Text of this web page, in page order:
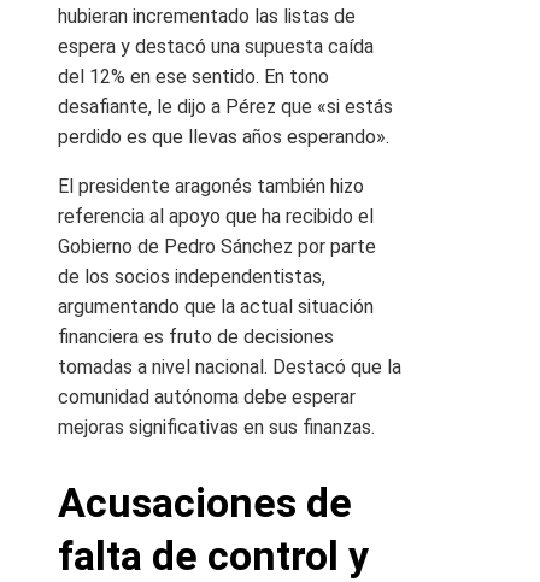
hubieran incrementado las listas de
espera y destacó una supuesta caída
del 12% en ese sentido. En tono
desafiante, le dijo a Pérez que «si estás
perdido es que llevas años esperando».
El presidente aragonés también hizo
referencia al apoyo que ha recibido el
Gobierno de Pedro Sánchez por parte
de los socios independentistas,
argumentando que la actual situación
financiera es fruto de decisiones
tomadas a nivel nacional. Destacó que la
comunidad autónoma debe esperar
mejoras significativas en sus finanzas.
Acusaciones de
falta de control y